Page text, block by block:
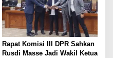
Rapat Komisi III DPR Sahkan
Rusdi Masse Jadi Wakil Ketua